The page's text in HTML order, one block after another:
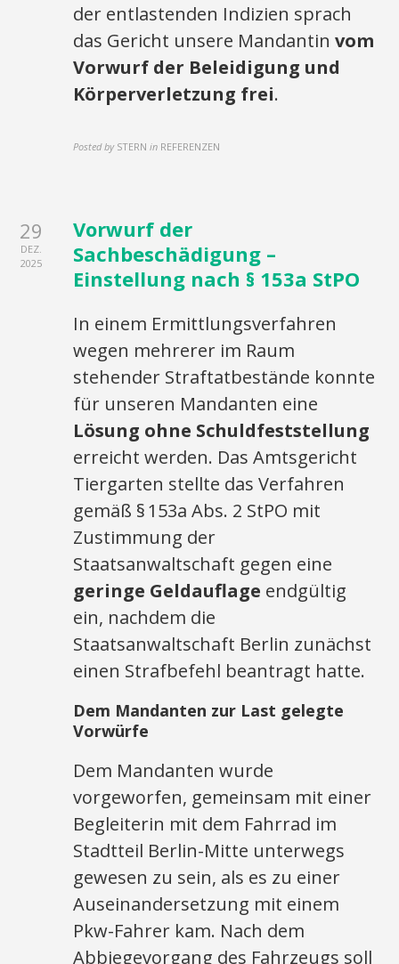
der entlastenden Indizien sprach
das Gericht unsere Mandantinvom
Vorwurf der Beleidigung und
Körperverletzung frei.
Posted by STERN in REFERENZEN
29
DEZ.
2025
Vorwurf der
Sachbeschädigung –
Einstellung nach § 153a StPO
In einem Ermittlungsverfahren
wegen mehrerer im Raum
stehender Straftatbestände konnte
für unseren Mandanten eine
Lösung ohne Schuldfeststellung
erreicht werden. Das Amtsgericht
Tiergarten stellte das Verfahren
gemäß § 153a Abs. 2 StPO mit
Zustimmung der
Staatsanwaltschaft gegen eine
geringe Geldauflage endgültig
ein, nachdem die
Staatsanwaltschaft Berlin zunächst
einen Strafbefehl beantragt hatte.
Dem Mandanten zur Last gelegte
Vorwürfe
Dem Mandanten wurde
vorgeworfen, gemeinsam mit einer
Begleiterin mit dem Fahrrad im
Stadtteil Berlin-Mitte unterwegs
gewesen zu sein, als es zu einer
Auseinandersetzung mit einem
Pkw-Fahrer kam. Nach dem
Abbiegevorgang des Fahrzeugs soll